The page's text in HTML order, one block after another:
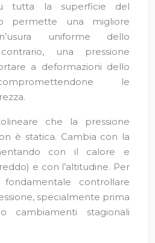
tutta la superficie del
permette una migliore
uniforme dello
una pressione
a deformazioni dello
le
che la pressione
è statica. Cambia con la
con il calore e
e con l’altitudine. Per
controllare
specialmente prima
cambiamenti stagionali